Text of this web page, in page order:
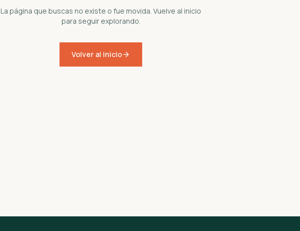
La página que buscas no existe o fue movida. Vuelve al inicio
para seguir explorando.
Volver al inicio